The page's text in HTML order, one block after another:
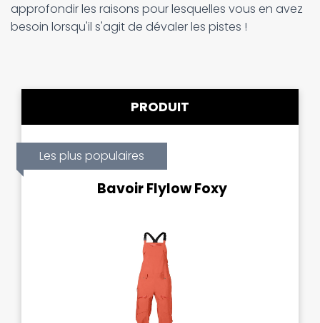
approfondir les raisons pour lesquelles vous en avez
besoin lorsqu'il s'agit de dévaler les pistes !
PRODUIT
Les plus populaires
Bavoir Flylow Foxy